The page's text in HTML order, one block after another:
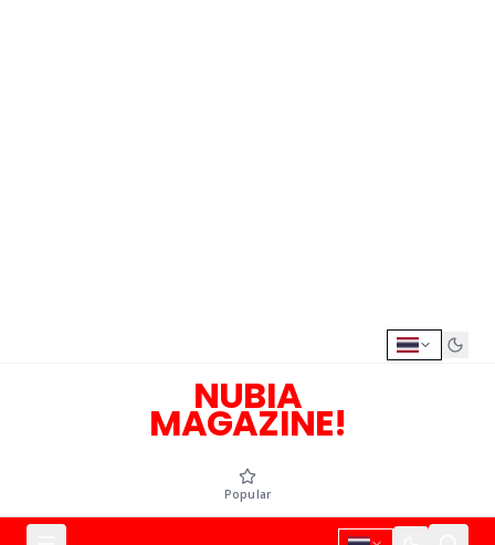
NUBIA
MAGAZINE!
Popular